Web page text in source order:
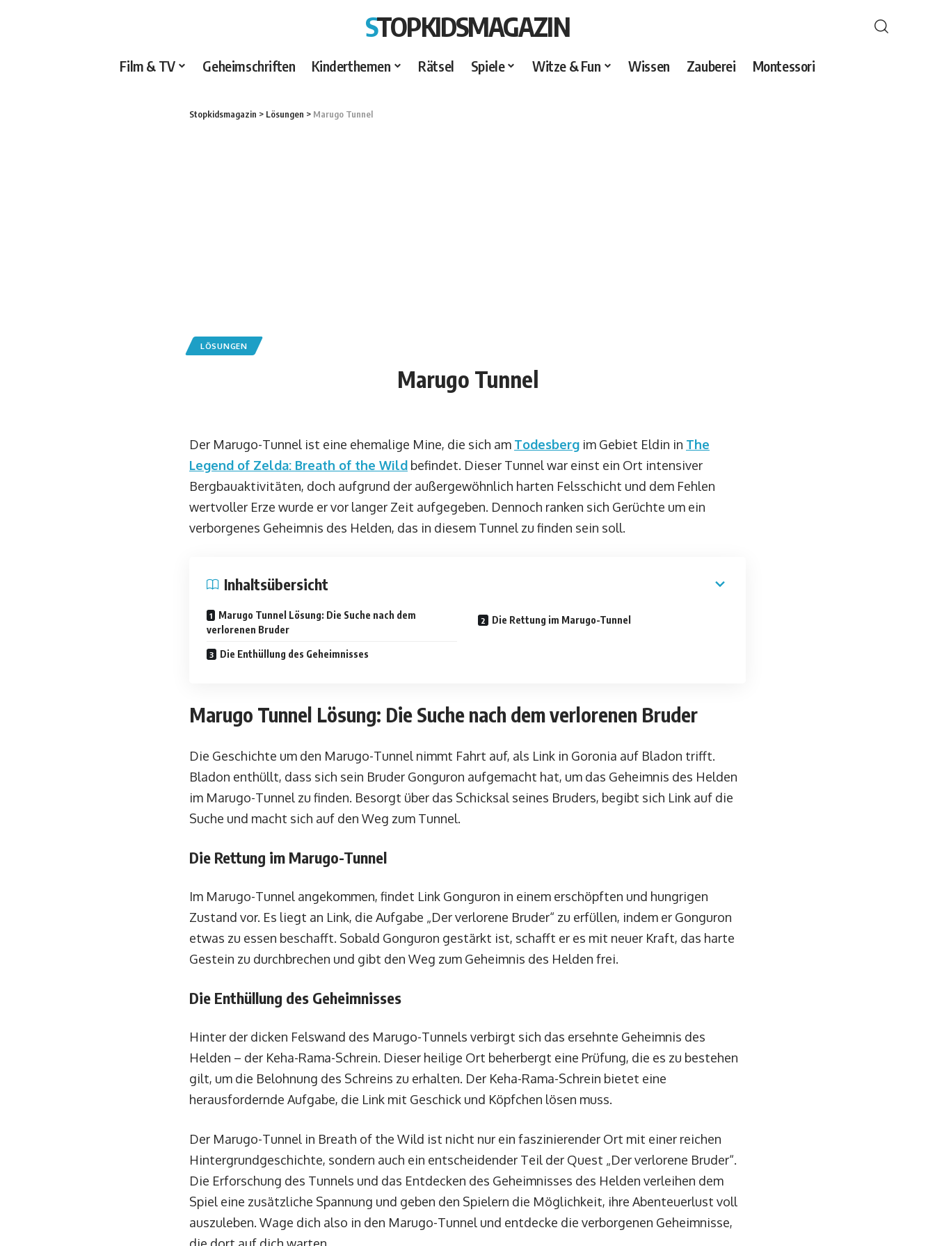
STOPKIDSMAGAZIN
Film & TV Geheimschriften Kinderthemen Rätsel Spiele Witze & Fun Wissen Zauberei Montessori
Stopkidsmagazin > Lösungen > Marugo Tunnel
LÖSUNGEN
Marugo Tunnel
Der Marugo-Tunnel ist eine ehemalige Mine, die sich am Todesberg im Gebiet Eldin in The
Legend of Zelda: Breath of the Wild befindet. Dieser Tunnel war einst ein Ort intensiver
Bergbauaktivitäten, doch aufgrund der außergewöhnlich harten Felsschicht und dem Fehlen
wertvoller Erze wurde er vor langer Zeit aufgegeben. Dennoch ranken sich Gerüchte um ein
verborgenes Geheimnis des Helden, das in diesem Tunnel zu finden sein soll.
Inhaltsübersicht
Marugo Tunnel Lösung: Die Suche nach dem
verlorenen Bruder
Die Rettung im Marugo-Tunnel
Die Enthüllung des Geheimnisses
Marugo Tunnel Lösung: Die Suche nach dem verlorenen Bruder
Die Geschichte um den Marugo-Tunnel nimmt Fahrt auf, als Link in Goronia auf Bladon trifft.
Bladon enthüllt, dass sich sein Bruder Gonguron aufgemacht hat, um das Geheimnis des Helden
im Marugo-Tunnel zu finden. Besorgt über das Schicksal seines Bruders, begibt sich Link auf die
Suche und macht sich auf den Weg zum Tunnel.
Die Rettung im Marugo-Tunnel
Im Marugo-Tunnel angekommen, findet Link Gonguron in einem erschöpften und hungrigen
Zustand vor. Es liegt an Link, die Aufgabe „Der verlorene Bruder“ zu erfüllen, indem er Gonguron
etwas zu essen beschafft. Sobald Gonguron gestärkt ist, schafft er es mit neuer Kraft, das harte
Gestein zu durchbrechen und gibt den Weg zum Geheimnis des Helden frei.
Die Enthüllung des Geheimnisses
Hinter der dicken Felswand des Marugo-Tunnels verbirgt sich das ersehnte Geheimnis des
Helden – der Keha-Rama-Schrein. Dieser heilige Ort beherbergt eine Prüfung, die es zu bestehen
gilt, um die Belohnung des Schreins zu erhalten. Der Keha-Rama-Schrein bietet eine
herausfordernde Aufgabe, die Link mit Geschick und Köpfchen lösen muss.
Der Marugo-Tunnel in Breath of the Wild ist nicht nur ein faszinierender Ort mit einer reichen
Hintergrundgeschichte, sondern auch ein entscheidender Teil der Quest „Der verlorene Bruder“.
Die Erforschung des Tunnels und das Entdecken des Geheimnisses des Helden verleihen dem
Spiel eine zusätzliche Spannung und geben den Spielern die Möglichkeit, ihre Abenteuerlust voll
auszuleben. Wage dich also in den Marugo-Tunnel und entdecke die verborgenen Geheimnisse,